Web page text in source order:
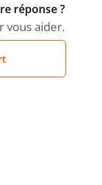
réponse ?
vous aider.